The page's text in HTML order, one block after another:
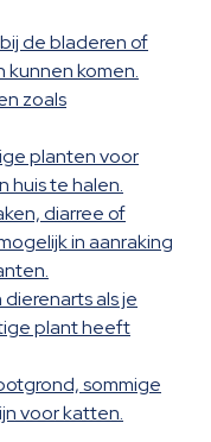
de bladeren of
komen.
zoals
planten voor
huis te halen.
diarree of
in aanraking
als je
plant heeft
sommige
voor katten.